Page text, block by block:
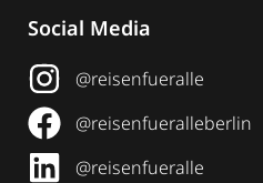
Social Media
@reisenfueralle
@reisenfueralleberlin
@reisenfueralle